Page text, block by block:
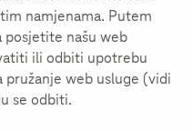
namjenama. Putem
posjetite našu web
ili odbiti upotrebu
pružanje web usluge (vidi
se odbiti.